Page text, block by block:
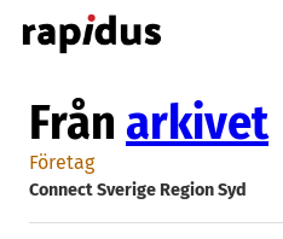
Hoppa
till
Från arkivet
Företag
Connect Sverige Region Syd